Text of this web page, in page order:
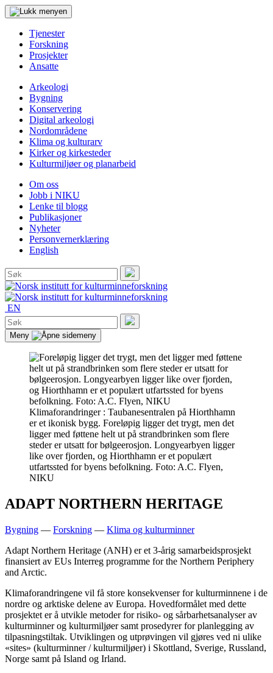
Tjenester
Forskning
Prosjekter
Ansatte
Arkeologi
Bygning
Konservering
Digital arkeologi
Nordområdene
Klima og kulturarv
Kirker og kirkesteder
Kulturmiljøer og planarbeid
Om oss
Jobb i NIKU
Lenke til blogg
Publikasjoner
Nyheter
Personvernerklæring
English
Søk
etter:
Søk
EN
Søk
etter:
Søk
Meny
Klimaforandringer : Taubanesentralen på Hiorthhamn
er et ikonisk bygg. Foreløpig ligger det trygt, men det
ligger med føttene helt ut på strandbrinken som flere
steder er utsatt for bølgeerosjon. Longyearbyen ligger
like over fjorden, og Hiorthhamn er et populært
utfartssted for byens befolkning. Foto: A.C. Flyen,
NIKU
ADAPT NORTHERN HERITAGE
Bygning — Forskning — Klima og kulturminner
Adapt Northern Heritage (ANH) er et 3-årig samarbeidsprosjekt
finansiert av EUs Interreg programme for the Northern Periphery
and Arctic.
Klimaforandringene vil få store konsekvenser for kulturminnene i de
nordre og arktiske delene av Europa. Hovedformålet med dette
prosjektet er å utvikle metoder for risiko- og sårbarhetsanalyser av
kulturminner og kulturmiljøer samt prosedyrer for planlegging av
tilpasningstiltak. Utviklingen og utprøvingen vil gjøres ved ni ulike
«sites» (kulturminner / kulturmiljøer) i Skottland, Sverige, Russland,
Norge samt på Island og Irland.